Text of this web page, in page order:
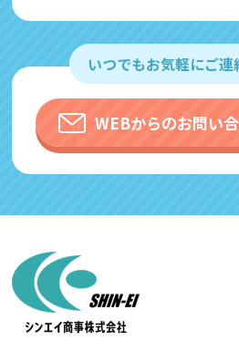
いつでもお気軽にご連
WEBからのお問い